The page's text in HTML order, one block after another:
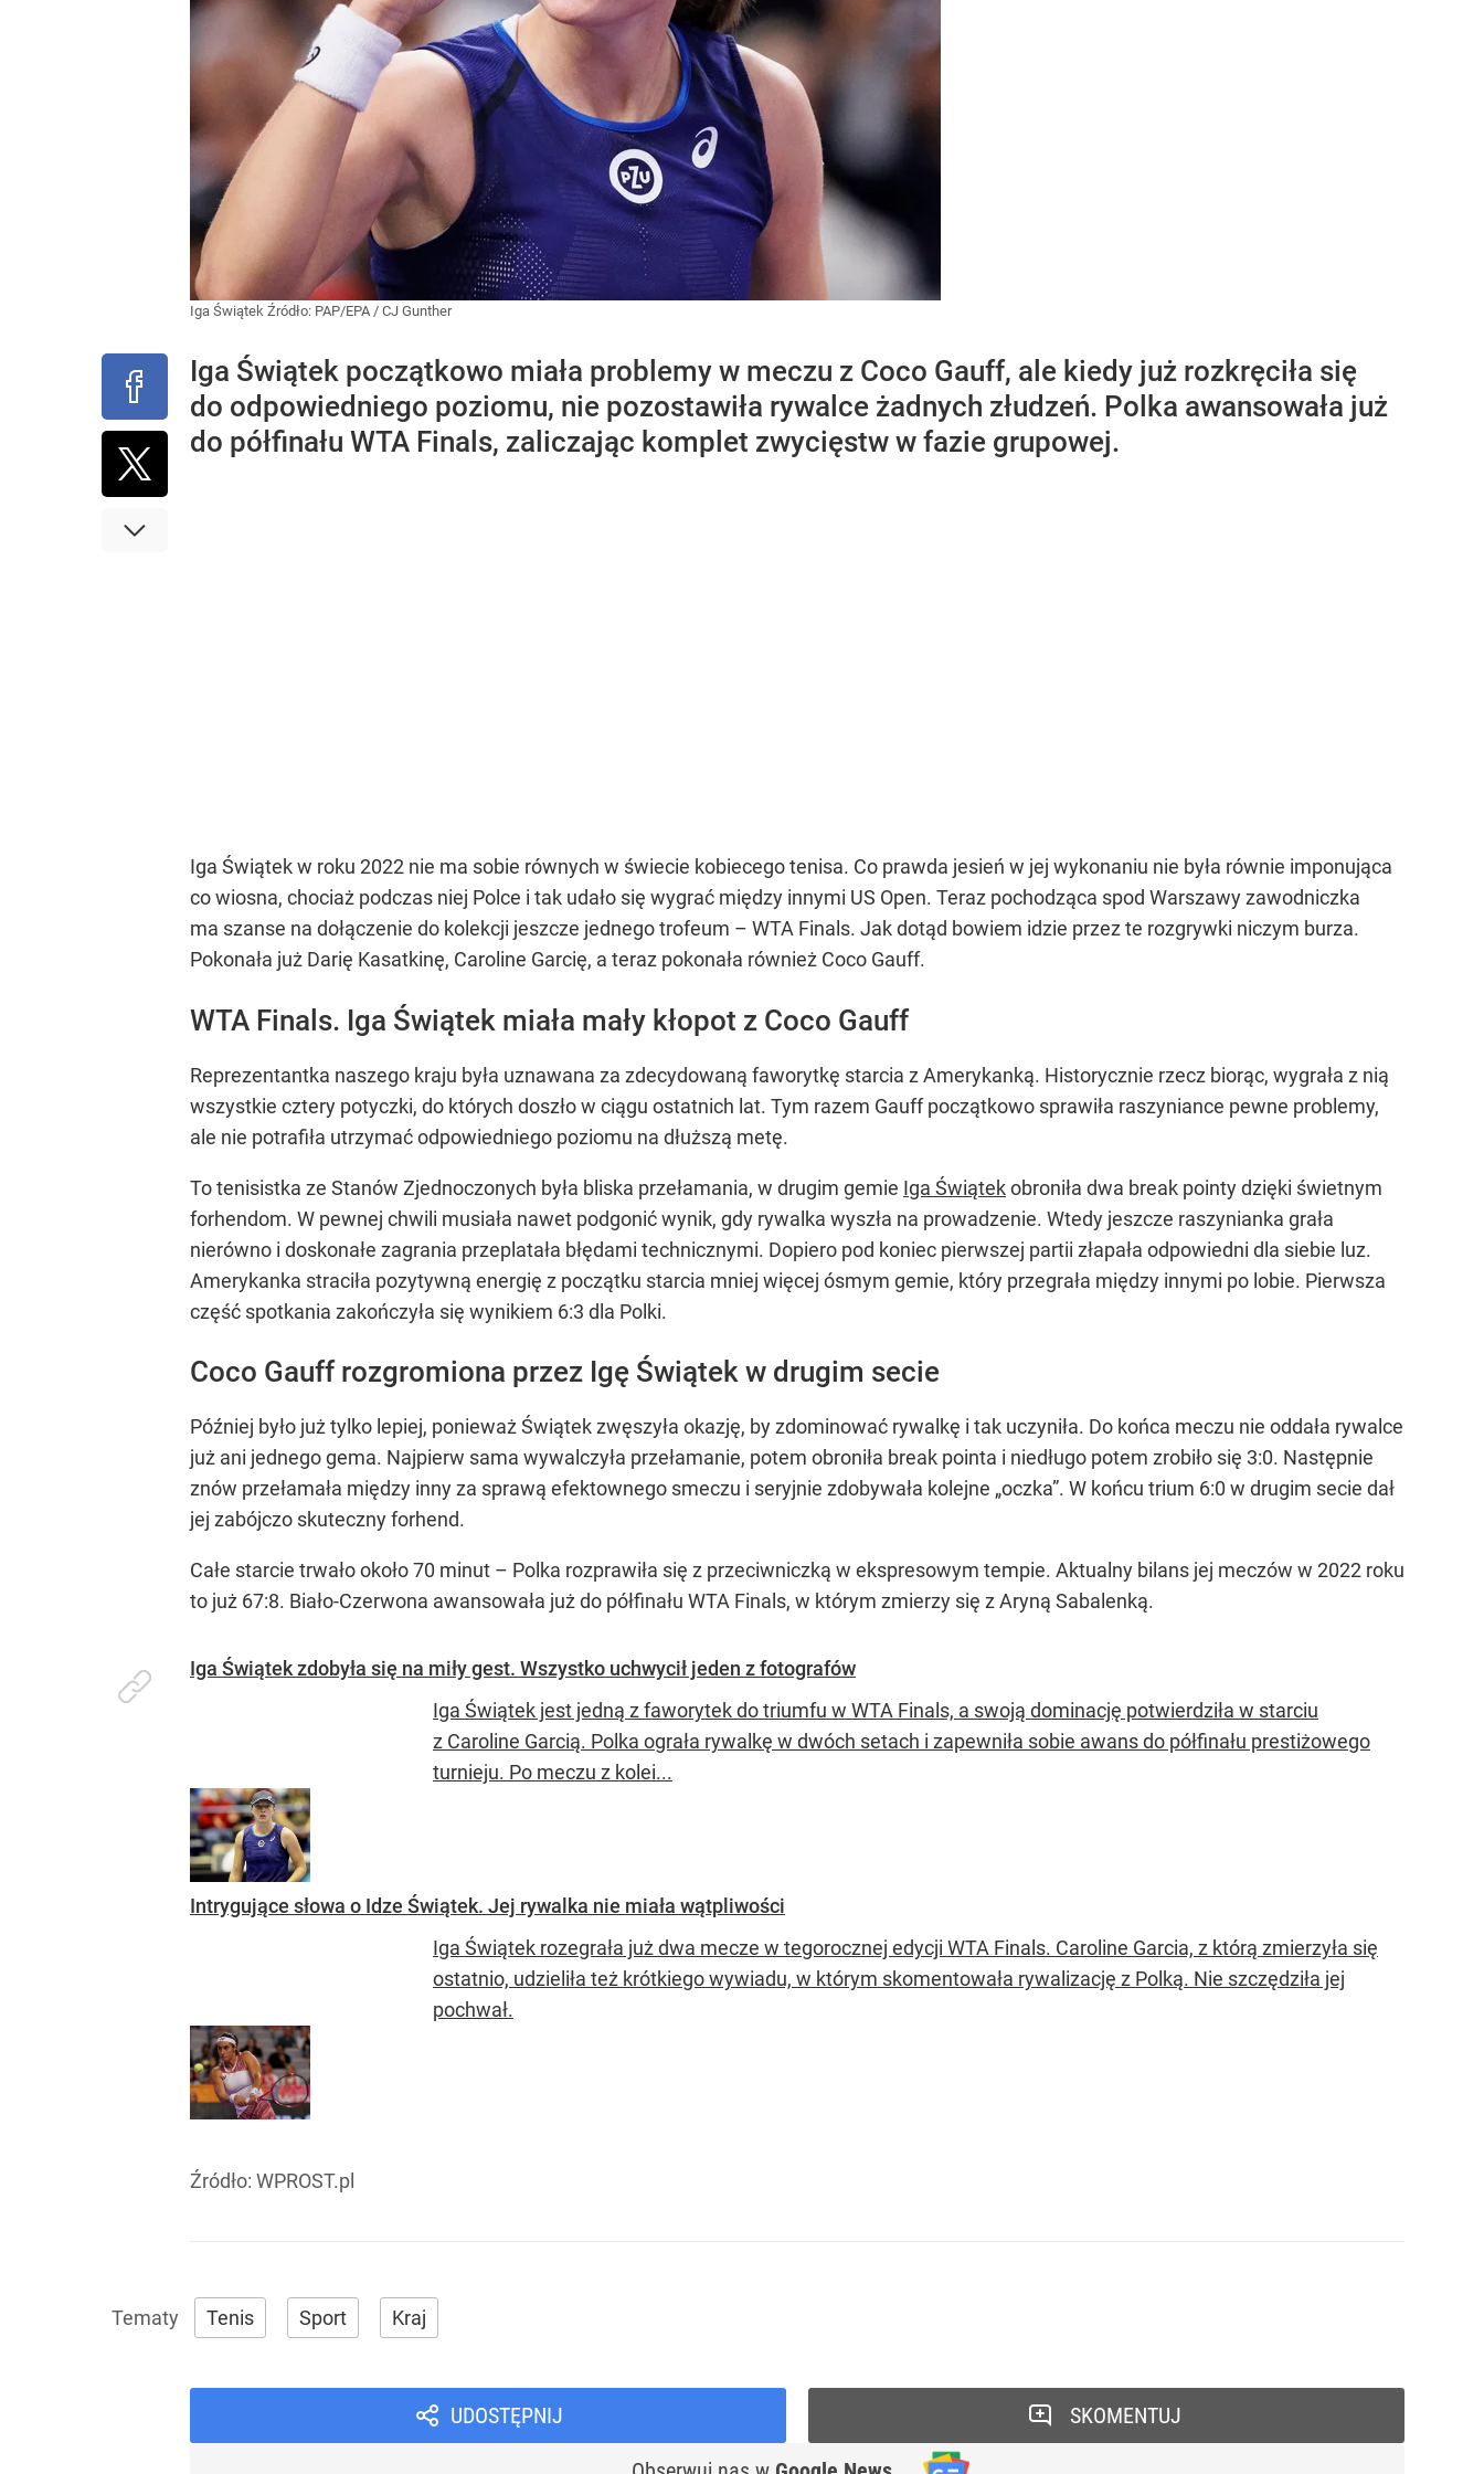
Iga Świątek Źródło: PAP/EPA / CJ Gunther
Iga Świątek początkowo miała problemy w meczu z Coco Gauff, ale kiedy już rozkręciła się
do odpowiedniego poziomu, nie pozostawiła rywalce żadnych złudzeń. Polka awansowała już
do półfinału WTA Finals, zaliczając komplet zwycięstw w fazie grupowej.
Iga Świątek w roku 2022 nie ma sobie równych w świecie kobiecego tenisa. Co prawda jesień w jej wykonaniu nie była równie imponująca
co wiosna, chociaż podczas niej Polce i tak udało się wygrać między innymi US Open. Teraz pochodząca spod Warszawy zawodniczka
ma szanse na dołączenie do kolekcji jeszcze jednego trofeum – WTA Finals. Jak dotąd bowiem idzie przez te rozgrywki niczym burza.
Pokonała już Darię Kasatkinę, Caroline Garcię, a teraz pokonała również Coco Gauff.
WTA Finals. Iga Świątek miała mały kłopot z Coco Gauff
Reprezentantka naszego kraju była uznawana za zdecydowaną faworytkę starcia z Amerykanką. Historycznie rzecz biorąc, wygrała z nią
wszystkie cztery potyczki, do których doszło w ciągu ostatnich lat. Tym razem Gauff początkowo sprawiła raszyniance pewne problemy,
ale nie potrafiła utrzymać odpowiedniego poziomu na dłuższą metę.
To tenisistka ze Stanów Zjednoczonych była bliska przełamania, w drugim gemie Iga Świątekobroniła dwa break pointy dzięki świetnym
forhendom. W pewnej chwili musiała nawet podgonić wynik, gdy rywalka wyszła na prowadzenie. Wtedy jeszcze raszynianka grała
nierówno i doskonałe zagrania przeplatała błędami technicznymi. Dopiero pod koniec pierwszej partii złapała odpowiedni dla siebie luz.
Amerykanka straciła pozytywną energię z początku starcia mniej więcej ósmym gemie, który przegrała między innymi po lobie. Pierwsza
część spotkania zakończyła się wynikiem 6:3 dla Polki.
Coco Gauff rozgromiona przez Igę Świątek w drugim secie
Później było już tylko lepiej, ponieważ Świątek zwęszyła okazję, by zdominować rywalkę i tak uczyniła. Do końca meczu nie oddała rywalce
już ani jednego gema. Najpierw sama wywalczyła przełamanie, potem obroniła break pointa i niedługo potem zrobiło się 3:0. Następnie
znów przełamała między inny za sprawą efektownego smeczu i seryjnie zdobywała kolejne „oczka”. W końcu trium 6:0 w drugim secie dał
jej zabójczo skuteczny forhend.
Całe starcie trwało około 70 minut – Polka rozprawiła się z przeciwniczką w ekspresowym tempie. Aktualny bilans jej meczów w 2022 roku
to już 67:8. Biało-Czerwona awansowała już do półfinału WTA Finals, w którym zmierzy się z Aryną Sabalenką.
Iga Świątek zdobyła się na miły gest. Wszystko uchwycił jeden z fotografów
Iga Świątek jest jedną z faworytek do triumfu w WTA Finals, a swoją dominację potwierdziła w starciu
z Caroline Garcią. Polka ograła rywalkę w dwóch setach i zapewniła sobie awans do półfinału prestiżowego
turnieju. Po meczu z kolei...
Intrygujące słowa o Idze Świątek. Jej rywalka nie miała wątpliwości
Iga Świątek rozegrała już dwa mecze w tegorocznej edycji WTA Finals. Caroline Garcia, z którą zmierzyła się
ostatnio, udzieliła też krótkiego wywiadu, w którym skomentowała rywalizację z Polką. Nie szczędziła jej
pochwał.
Źródło: WPROST.pl
Tenis Sport Kraj
UDOSTĘPNIJ SKOMENTUJ